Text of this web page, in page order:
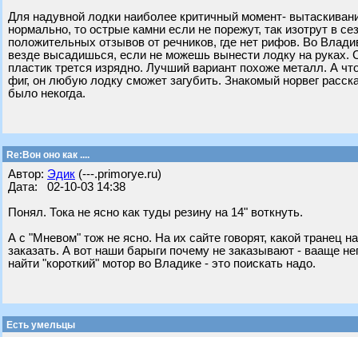
Для надувной лодки наиболее критичный момент-
нормально, то острые камни если не порежут, так изотрут в
положительных отзывов от речников, где нет рифов. Во
везде высадишься, если не можешь вынести лодку на
пластик трется изрядно. Лучший вариант похоже металл. А
фиг, он любую лодку сможет загубить. Знакомый норвег
было некогда.
Re:Вон оно как ....
Автор: Эдик (---.primorye.ru)
Дата: 02-10-03 14:38
Понял. Тока не ясно как туды резину на 14" воткнуть.
А с "Мневом" тож не ясно. На их сайте говорят, какой транец
заказать. А вот наши барыги почему не заказывают - вааще
найти "короткий" мотор во Владике - это поискать надо.
Есть умельцы